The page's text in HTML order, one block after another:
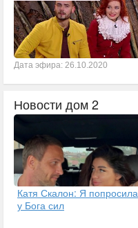
Дата эфира: 26.10.2020
Новости дом 2
Катя Скалон: Я попросила
у Бога сил